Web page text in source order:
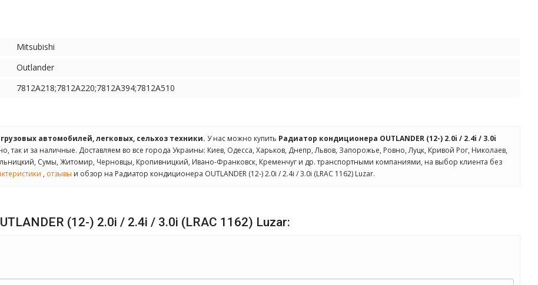
Mitsubishi
Outlander
7812A218;7812A220;7812A394;7812A510
автомобилей, легковых, сельхоз техники. У нас можно купить Радиатор кондиционера OUTLANDER (12-) 2.0i / 2.4i / 3.0i
так и за наличные. Доставляем во все города Украины: Киев, Одесса, Харьков, Днепр, Львов, Запорожье, Ровно, Луцк, Кривой Рог, Николаев,
Сумы, Житомир, Черновцы, Кропивницкий, Ивано-Франковск, Кременчуг и др. транспортными компаниями, на выбор клиента без
, отзывы и обзор на Радиатор кондиционера OUTLANDER (12-) 2.0i / 2.4i / 3.0i (LRAC 1162) Luzar.
(12-) 2.0i / 2.4i / 3.0i (LRAC 1162) Luzar: